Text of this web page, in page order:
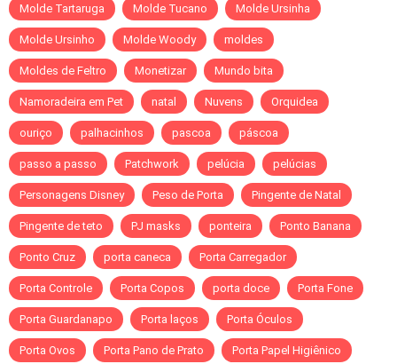
Molde Tartaruga Molde Tucano Molde Ursinha
Molde Ursinho Molde Woody moldes
Moldes de Feltro Monetizar Mundo bita
Namoradeira em Pet natal Nuvens Orquidea
ouriço palhacinhos pascoa páscoa
passo a passo Patchwork pelúcia pelúcias
Personagens Disney Peso de Porta Pingente de Natal
Pingente de teto PJ masks ponteira Ponto Banana
Ponto Cruz porta caneca Porta Carregador
Porta Controle Porta Copos porta doce Porta Fone
Porta Guardanapo Porta laços Porta Óculos
Porta Ovos Porta Pano de Prato Porta Papel Higiênico